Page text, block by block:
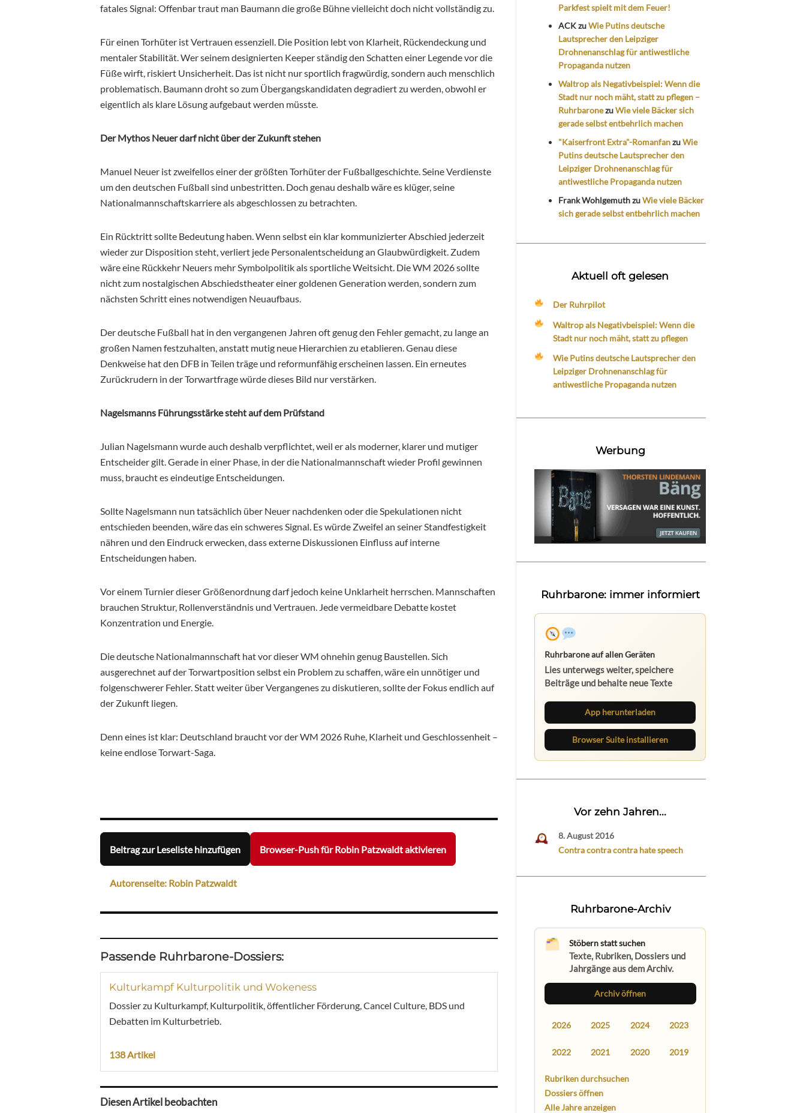
fatales Signal: Offenbar traut man Baumann die große Bühne vielleicht doch nicht vollständig zu.
Für einen Torhüter ist Vertrauen essenziell. Die Position lebt von Klarheit, Rückendeckung und
mentaler Stabilität. Wer seinem designierten Keeper ständig den Schatten einer Legende vor die
Füße wirft, riskiert Unsicherheit. Das ist nicht nur sportlich fragwürdig, sondern auch menschlich
problematisch. Baumann droht so zum Übergangskandidaten degradiert zu werden, obwohl er
eigentlich als klare Lösung aufgebaut werden müsste.
Der Mythos Neuer darf nicht über der Zukunft stehen
Manuel Neuer ist zweifellos einer der größten Torhüter der Fußballgeschichte. Seine Verdienste
um den deutschen Fußball sind unbestritten. Doch genau deshalb wäre es klüger, seine
Nationalmannschaftskarriere als abgeschlossen zu betrachten.
Ein Rücktritt sollte Bedeutung haben. Wenn selbst ein klar kommunizierter Abschied jederzeit
wieder zur Disposition steht, verliert jede Personalentscheidung an Glaubwürdigkeit. Zudem
wäre eine Rückkehr Neuers mehr Symbolpolitik als sportliche Weitsicht. Die WM 2026 sollte
nicht zum nostalgischen Abschiedstheater einer goldenen Generation werden, sondern zum
nächsten Schritt eines notwendigen Neuaufbaus.
Der deutsche Fußball hat in den vergangenen Jahren oft genug den Fehler gemacht, zu lange an
großen Namen festzuhalten, anstatt mutig neue Hierarchien zu etablieren. Genau diese
Denkweise hat den DFB in Teilen träge und reformunfähig erscheinen lassen. Ein erneutes
Zurückrudern in der Torwartfrage würde dieses Bild nur verstärken.
Nagelsmanns Führungsstärke steht auf dem Prüfstand
Julian Nagelsmann wurde auch deshalb verpflichtet, weil er als moderner, klarer und mutiger
Entscheider gilt. Gerade in einer Phase, in der die Nationalmannschaft wieder Profil gewinnen
muss, braucht es eindeutige Entscheidungen.
Sollte Nagelsmann nun tatsächlich über Neuer nachdenken oder die Spekulationen nicht
entschieden beenden, wäre das ein schweres Signal. Es würde Zweifel an seiner Standfestigkeit
nähren und den Eindruck erwecken, dass externe Diskussionen Einfluss auf interne
Entscheidungen haben.
Vor einem Turnier dieser Größenordnung darf jedoch keine Unklarheit herrschen. Mannschaften
brauchen Struktur, Rollenverständnis und Vertrauen. Jede vermeidbare Debatte kostet
Konzentration und Energie.
Die deutsche Nationalmannschaft hat vor dieser WM ohnehin genug Baustellen. Sich
ausgerechnet auf der Torwartposition selbst ein Problem zu schaffen, wäre ein unnötiger und
folgenschwerer Fehler. Statt weiter über Vergangenes zu diskutieren, sollte der Fokus endlich auf
der Zukunft liegen.
Denn eines ist klar: Deutschland braucht vor der WM 2026 Ruhe, Klarheit und Geschlossenheit –
keine endlose Torwart-Saga.
Beitrag zur Leseliste hinzufügen Browser-Push für Robin Patzwaldt aktivieren
Autorenseite: Robin Patzwaldt
Passende Ruhrbarone-Dossiers:
Kulturkampf Kulturpolitik und Wokeness
Dossier zu Kulturkampf, Kulturpolitik, öffentlicher Förderung, Cancel Culture, BDS und
Debatten im Kulturbetrieb.
138 Artikel
Diesen Artikel beobachten
Parkfest spielt mit dem Feuer!
ACKzuWie Putins deutsche
Lautsprecher den Leipziger
Drohnenanschlag für antiwestliche
Propaganda nutzen
Waltrop als Negativbeispiel: Wenn die
Stadt nur noch mäht, statt zu pflegen –
RuhrbaronezuWie viele Bäcker sich
gerade selbst entbehrlich machen
"Kaiserfront Extra"-RomanfanzuWie
Putins deutsche Lautsprecher den
Leipziger Drohnenanschlag für
antiwestliche Propaganda nutzen
Frank WohlgemuthzuWie viele Bäcker
sich gerade selbst entbehrlich machen
Aktuell oft gelesen
Der Ruhrpilot
Waltrop als Negativbeispiel: Wenn die
Stadt nur noch mäht, statt zu pflegen
Wie Putins deutsche Lautsprecher den
Leipziger Drohnenanschlag für
antiwestliche Propaganda nutzen
Werbung
Ruhrbarone: immer informiert
Ruhrbarone auf allen Geräten
Lies unterwegs weiter, speichere
Beiträge und behalte neue Texte
App herunterladen
Browser Suite installieren
Vor zehn Jahren...
8. August 2016
Contra contra contra hate speech
Ruhrbarone-Archiv
Stöbern statt suchen
Texte, Rubriken, Dossiers und
Jahrgänge aus dem Archiv.
Archiv öffnen
2026 2025 2024 2023
2022 2021 2020 2019
Rubriken durchsuchen
Dossiers öffnen
Alle Jahre anzeigen